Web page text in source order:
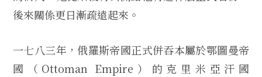
後來關係更日漸疏遠起來。
一七八三年，俄羅斯帝國正式併吞本屬於鄂圖曼帝
國（Ottoman Empire）的克里米亞汗國